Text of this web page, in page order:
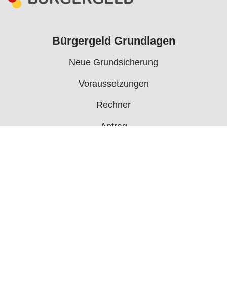
Bürgergeld Grundlagen
Neue Grundsicherung
Voraussetzungen
Rechner
Antrag